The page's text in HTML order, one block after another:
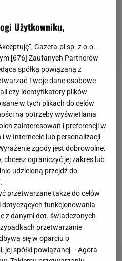
łatwe dlaCristiano
w mediach
jego nowo
trudności w życiu
skupiony na boisku i
z kluczowych piłkarzy
bramki w
czterech ostatnich
bramkarzy Norwich
Chelsea oraz Brentford.
Użytkowniku,
Gazeta.pl sp. z o.o.
[676] Zaufanych Partnerów
spółką powiązaną z
Twoje dane osobowe
czy identyfikatory plików
w tych plikach do celów
na potrzeby wyświetlania
zainteresowań i preferencji w
w Internecie lub personalizacji
zgody jest dobrowolne.
chcesz ograniczyć jej zakres lub
udzieloną przejdź do
przetwarzane także do celów
dotyczących funkcjonowania
z danymi dot. świadczonych
przetwarzanie
się w oparciu o
jej spółki powiązanej – Agora